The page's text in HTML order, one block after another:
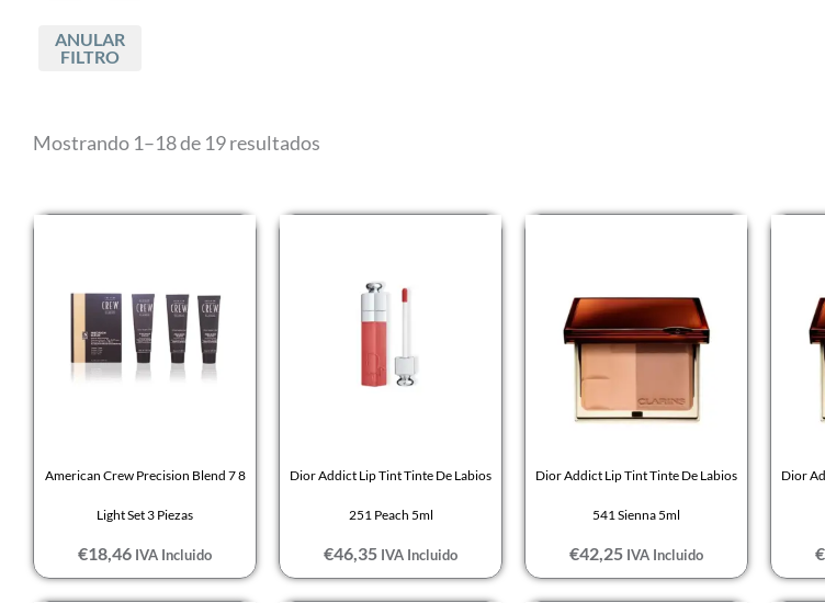
ANULAR
FILTRO
Mostrando 1–18 de 19 resultados
American Crew Precision Blend 7 8
Light Set 3 Piezas
€18,46 IVA Incluido
Dior Addict Lip Tint Tinte De Labios
251 Peach 5ml
€46,35 IVA Incluido
Dior Addict Lip Tint Tinte De Labios
541 Sienna 5ml
€42,25 IVA Incluido
Dior
€